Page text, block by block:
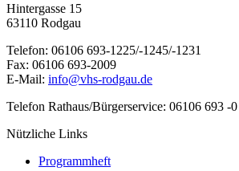
Hintergasse 15
63110 Rodgau
Telefon: 06106 693-1225/-1245/-1231
Fax: 06106 693-2009
E-Mail: info@vhs-rodgau.de
Telefon Rathaus/Bürgerservice: 06106 693 -0
Nützliche Links
Programmheft